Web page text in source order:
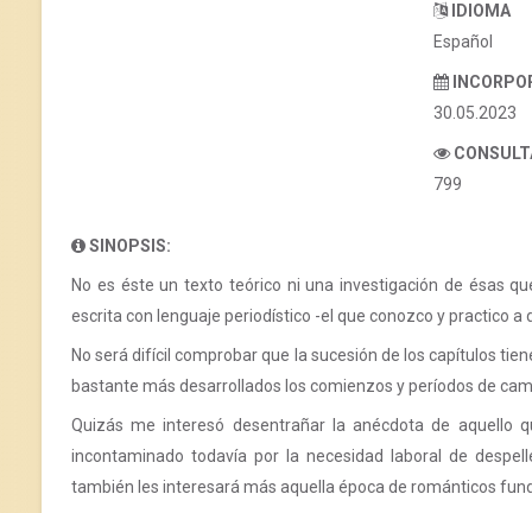
IDIOMA
Español
30.05.2023
799
SINOPSIS:
No es éste un texto teórico ni una investigación de ésas
escrita con lenguaje periodístico -el que conozco y practico
No será difícil comprobar que la sucesión de los capítulos
bastante más desarrollados los comienzos y períodos de
Quizás me interesó desentrañar la anécdota de aquello
incontaminado todavía por la necesidad laboral de
también les interesará más aquella época de románticos